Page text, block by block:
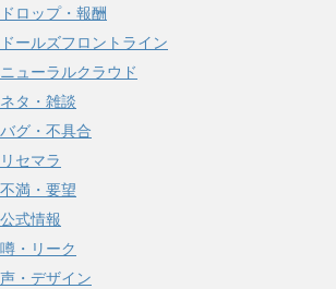
ドロップ・報酬
ドールズフロントライン
ニューラルクラウド
ネタ・雑談
バグ・不具合
リセマラ
不満・要望
公式情報
噂・リーク
声・デザイン